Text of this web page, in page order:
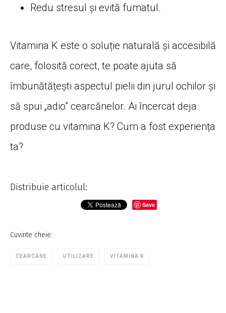
Redu stresul și evită fumatul.
Vitamina K este o soluție naturală și accesibilă
care, folosită corect, te poate ajuta să
îmbunătățești aspectul pielii din jurul ochilor și
să spui „adio” cearcănelor. Ai încercat deja
produse cu vitamina K? Cum a fost experiența
ta?
Distribuie articolul:
Save
Cuvinte cheie:
CEARCĂNE UTILIZARE VITAMINA K